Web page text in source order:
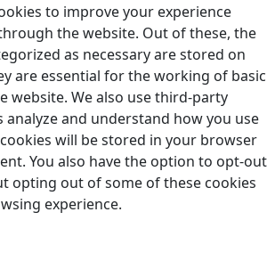
to improve your experience
the website. Out of these, the
as necessary are stored on
are essential for the working of basic
website. We also use third-party
analyze and understand how you use
will be stored in your browser
You also have the option to opt-out
opting out of some of these cookies
experience.